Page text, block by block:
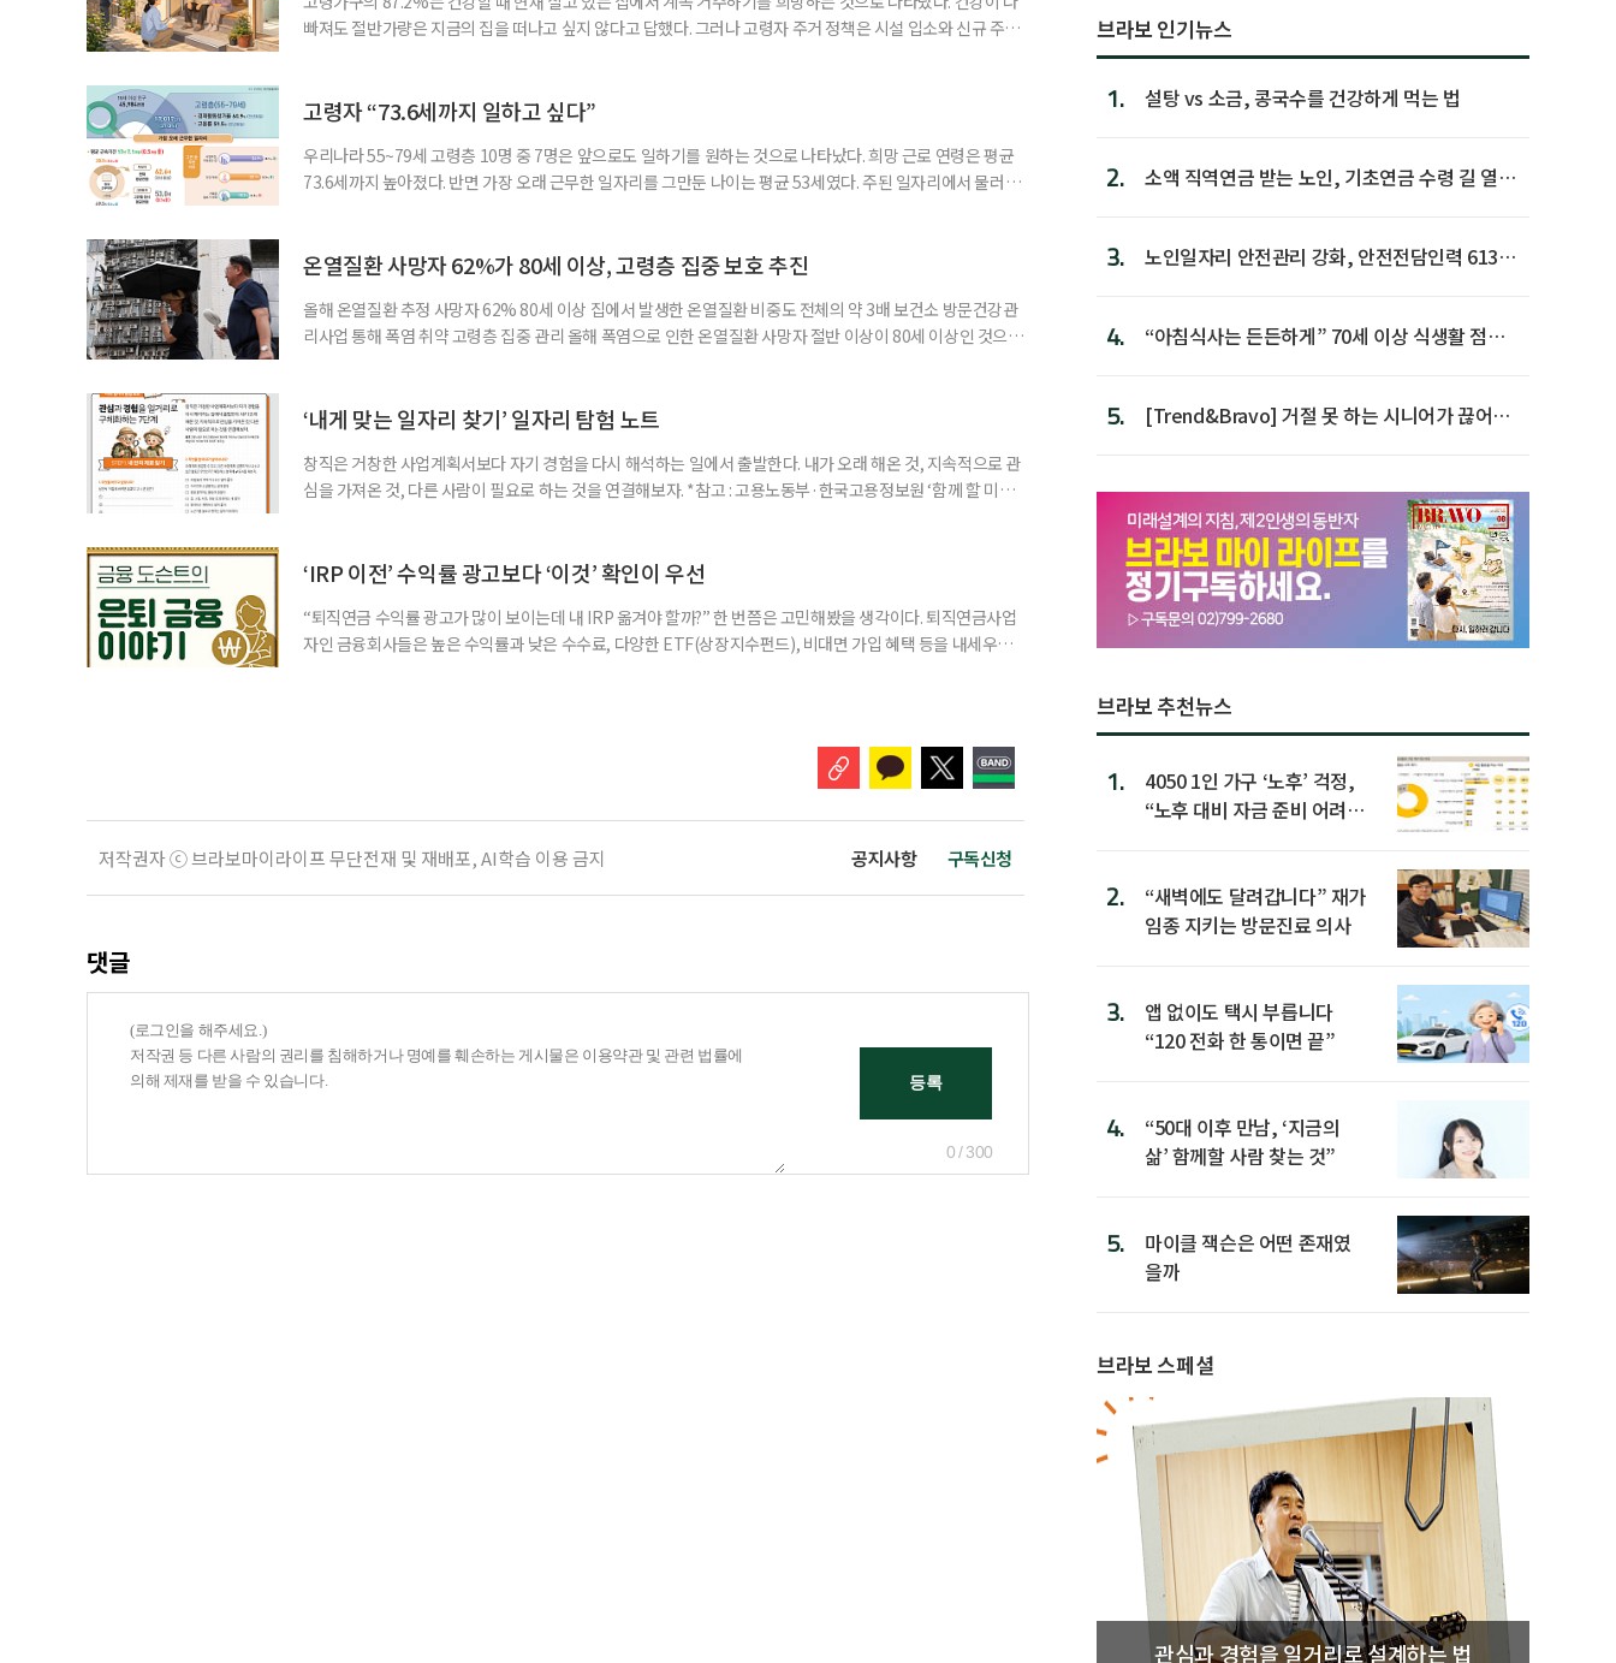
빠져도 절반가량은 지금의 집을 떠나고 싶지 않다고 답했다. 그러나 고령자 주거 정책은 시설 입소와 신규 주택
여름호에 실린 ‘통합돌봄 시행에 따른 고령자 주거-돌봄 협업 체계 구축 방안’ 보고서는 고
고령자 “73.6세까지 일하고 싶다”
우리나라 55~79세 고령층 10명 중 7명은 앞으로도 일하기를 원하는 것으로 나타났다. 희망 근로 연령은 평균
73.6세까지 높아졌다. 반면 가장 오래 근무한 일자리를 그만둔 나이는 평균 53세였다. 주된 일자리에서 물러난
7000명으로, 1년 전보다 57만 명 증가했다. 15세 이상 인구에서 차지하는 비중은
온열질환 사망자 62%가 80세 이상, 고령층 집중 보호 추진
올해 온열질환 추정 사망자 62% 80세 이상 집에서 발생한 온열질환 비중도 전체의 약 3배 보건소 방문건강관
리사업 통해 폭염 취약 고령층 집중 관리 올해 폭염으로 인한 온열질환 사망자 절반 이상이 80세 이상인 것으로
고령층은 825명(33.8%), 80세 이상은 300명(12.3%)으로 집계됐다. 연령별 환자 수
‘내게 맞는 일자리 찾기’ 일자리 탐험 노트
창직은 거창한 사업계획서보다 자기 경험을 다시 해석하는 일에서 출발한다. 내가 오래 해온 것, 지속적으로 관
심을 가져온 것, 다른 사람이 필요로 하는 것을 연결해보자. *참고 : 고용노동부·한국고용정보원 ‘함께 할 미래
2._______________ 3._______________ ▷ 그중 내가 직접 해볼 만
‘IRP 이전’ 수익률 광고보다 ‘이것’ 확인이 우선
“퇴직연금 수익률 광고가 많이 보이는데 내 IRP 옮겨야 할까?” 한 번쯤은 고민해봤을 생각이다. 퇴직연금사업
자인 금융회사들은 높은 수익률과 낮은 수수료, 다양한 ETF(상장지수펀드), 비대면 가입 혜택 등을 내세우며
저작권자 ⓒ 브라보마이라이프 무단전재 및 재배포, AI학습 이용 금지 공지사항 구독신청
댓글
0 / 300
브라보 인기뉴스
1. 설탕 vs 소금, 콩국수를 건강하게 먹는 법
2.
소액 직역연금 받는 노인, 기초연금 수령 길 열린
3.
노인일자리 안전관리 강화, 안전전담인력 613명
4.
“아침식사는 든든하게” 70세 이상 식생활 점수
5.
[Trend&Bravo] 거절 못 하는 시니어가 끊어야
브라보 추천뉴스
1.
4050 1인 가구 ‘노후’ 걱정,
“노후 대비 자금 준비 어려
2.
“새벽에도 달려갑니다” 재가
임종 지키는 방문진료 의사
3.
앱 없이도 택시 부릅니다
“120 전화 한 통이면 끝”
4.
“50대 이후 만남, ‘지금의
삶’ 함께할 사람 찾는 것”
5.
마이클 잭슨은 어떤 존재였
을까
브라보 스페셜
관심과 경험을 일거리로 설계하는 법